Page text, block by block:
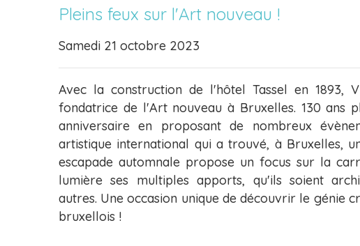
Pleins feux sur l'Art nouveau !
Samedi 21 octobre 2023
Avec la construction de l'hôtel Tassel en 1893,
fondatrice de l'Art nouveau à Bruxelles. 130 ans
anniversaire en proposant de nombreux
artistique international qui a trouvé, à Bruxelles,
escapade automnale propose un focus sur la
lumière ses multiples apports, qu'ils soient
autres. Une occasion unique de découvrir le génie
bruxellois !